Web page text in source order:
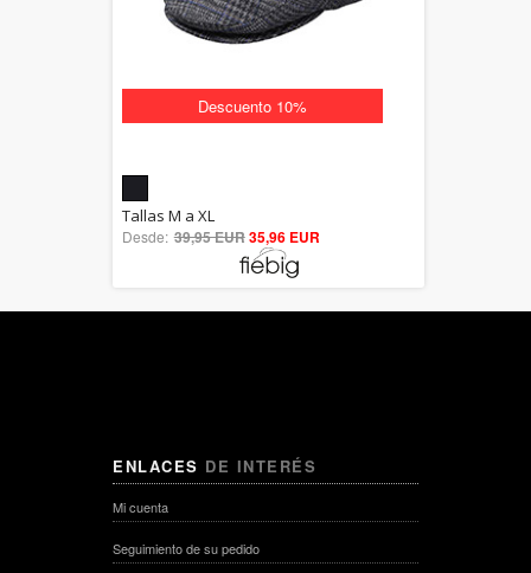
Descuento 10%
out of 5
Tallas M a XL
Desde: 39,95 EUR35,96 EUR
ENLACES DE INTERÉS
Mi cuenta
Seguimiento de su pedido